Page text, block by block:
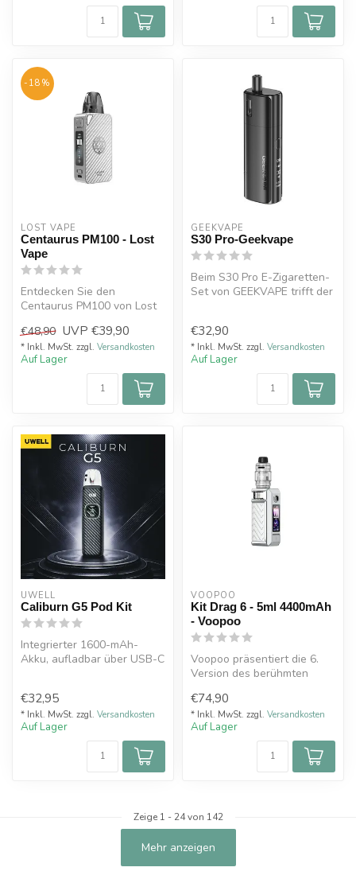
-18%
LOST VAPE
Centaurus PM100 - Lost
Vape
Entdecken Sie den
Centaurus PM100 von Lost
elegantes Po...
€48,90 UVP €39,90
* Inkl. MwSt. zzgl. Versandkosten
Auf Lager
GEEKVAPE
S30 Pro-Geekvape
Beim S30 Pro E-Zigaretten-
Set von GEEKVAPE trifft der
€32,90
* Inkl. MwSt. zzgl. Versandkosten
Auf Lager
UWELL
Caliburn G5 Pod Kit
Integrierter 1600-mAh-
Akku, aufladbar über USB-C
€32,95
* Inkl. MwSt. zzgl. Versandkosten
Auf Lager
VOOPOO
Kit Drag 6 - 5ml 4400mAh
- Voopoo
Voopoo präsentiert die 6.
Version des berühmten
auf Le...
€74,90
* Inkl. MwSt. zzgl. Versandkosten
Auf Lager
Zeige 1 - 24von 142
Mehr anzeigen